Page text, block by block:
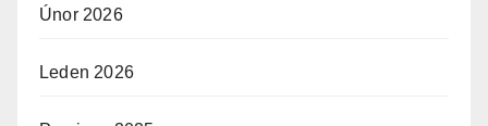
Únor 2026
Leden 2026